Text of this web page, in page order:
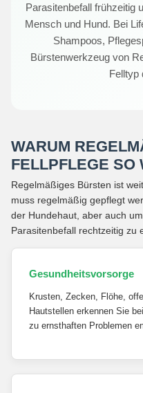
Parasitenbefall frühzeitig
Mensch und Hund. Bei
Shampoos,
Bürstenwerkzeug von
Felltyp
WARUM
ELLPFLEGE SO
Regelmäßiges Bürsten ist
muss regelmäßig gepflegt
der Hundehaut, aber auch
Parasitenbefall rechtzeitig zu
Gesundheitsvorsorge
Krusten, Zecken, Flöhe,
Hautstellen erkennen Sie
zu ernsthaften Problemen